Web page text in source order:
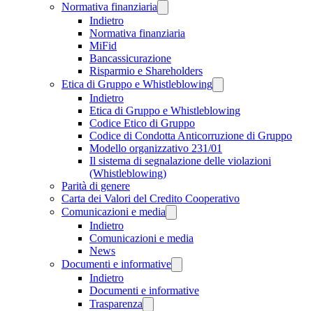
Normativa finanziaria
Indietro
Normativa finanziaria
MiFid
Bancassicurazione
Risparmio e Shareholders
Etica di Gruppo e Whistleblowing
Indietro
Etica di Gruppo e Whistleblowing
Codice Etico di Gruppo
Codice di Condotta Anticorruzione di Gruppo
Modello organizzativo 231/01
Il sistema di segnalazione delle violazioni
(Whistleblowing)
Parità di genere
Carta dei Valori del Credito Cooperativo
Comunicazioni e media
Indietro
Comunicazioni e media
News
Documenti e informative
Indietro
Documenti e informative
Trasparenza